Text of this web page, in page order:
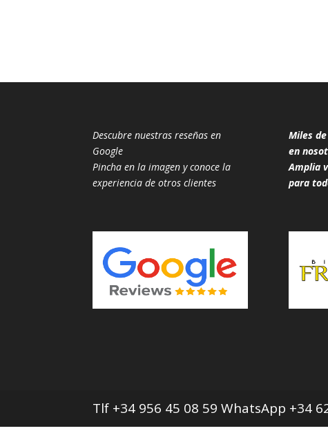
Descubre nuestras reseñas en
Google
Pincha en la imagen y conoce la
experiencia de otros clientes
Miles
en
Amplia
para
Tlf +34 956 45 08 59 WhatsApp +34